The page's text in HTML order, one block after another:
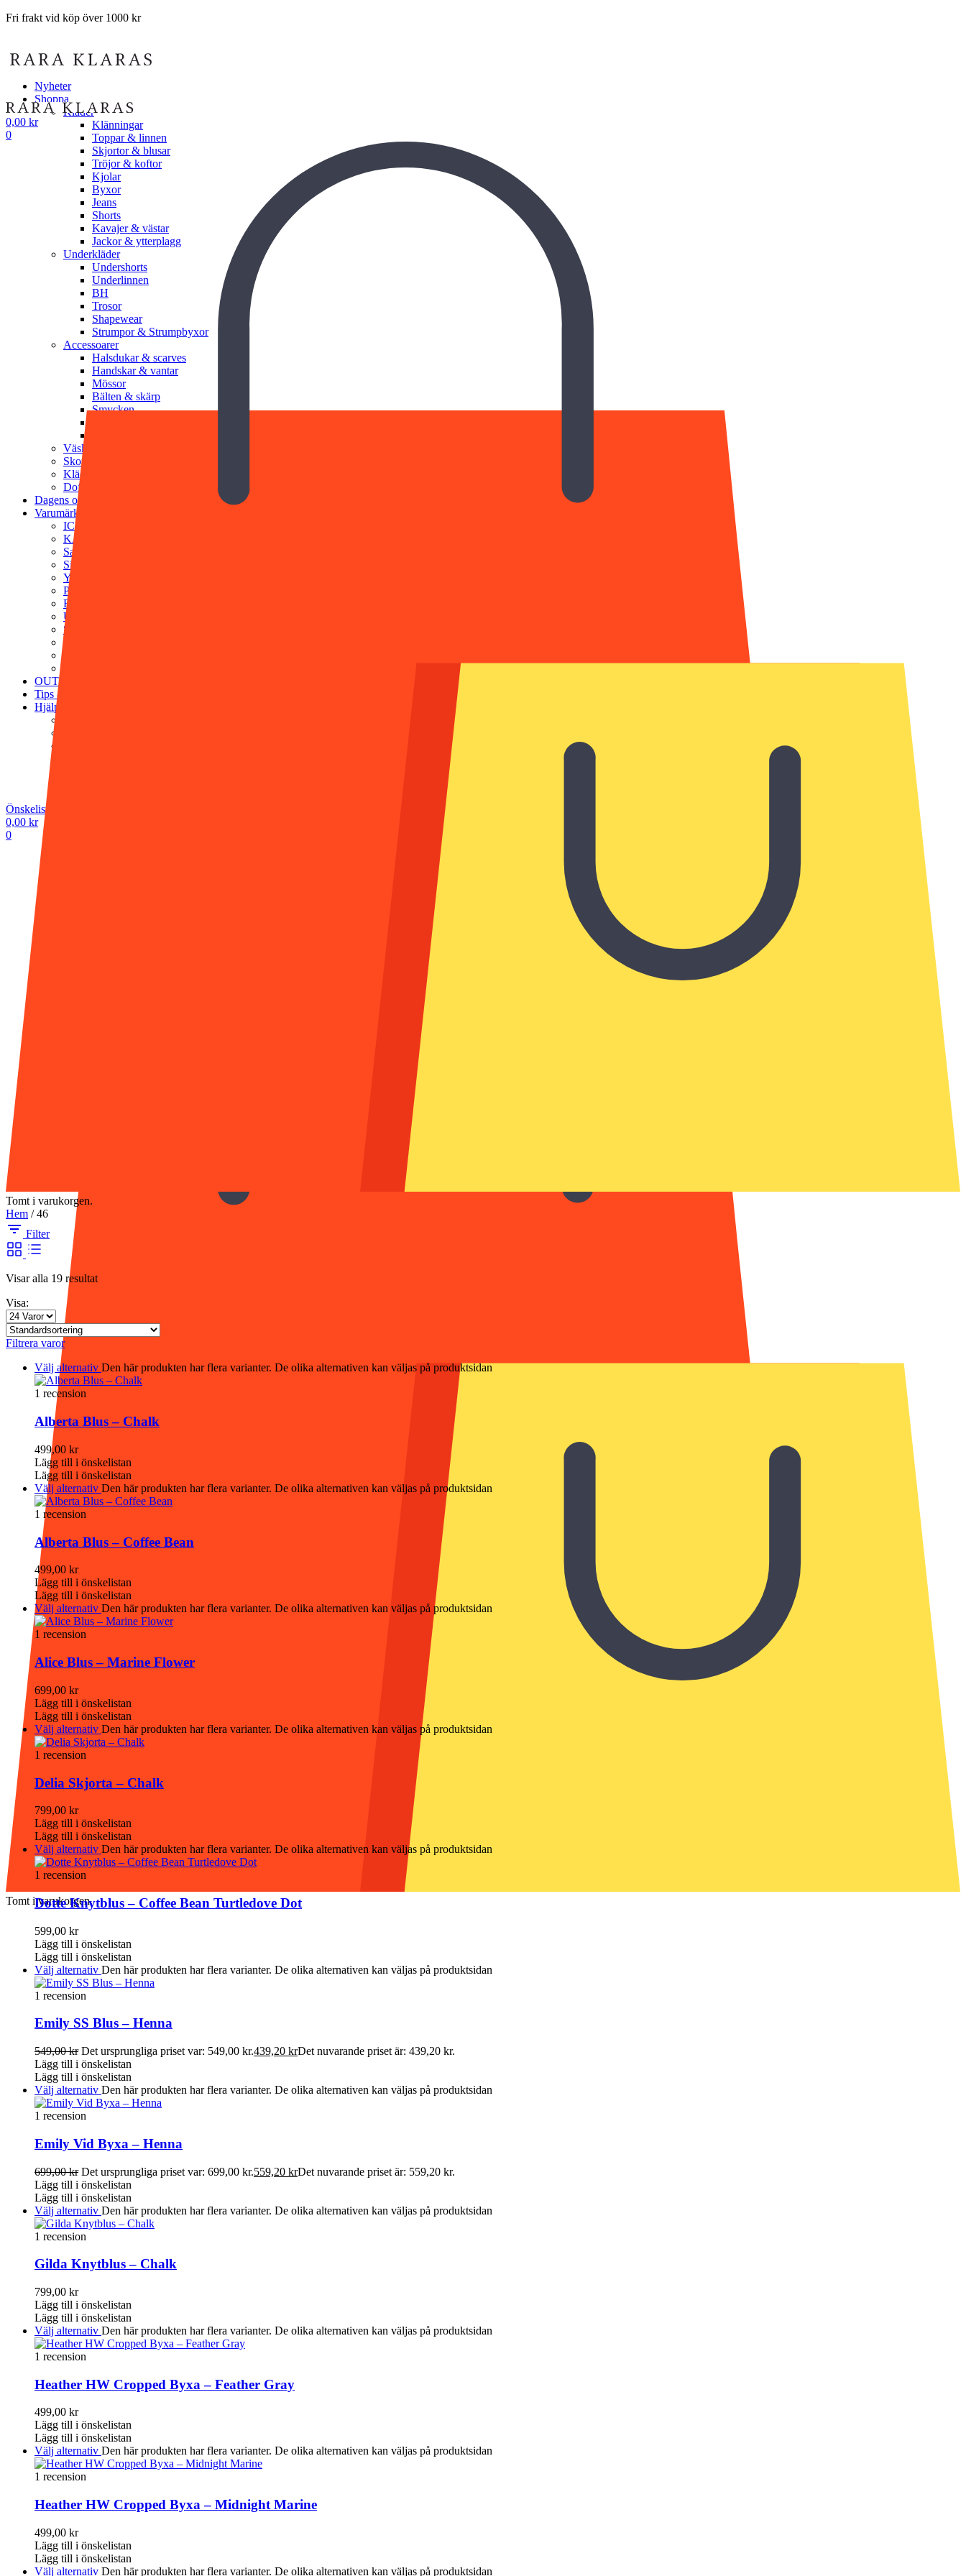
Fri frakt vid köp över 1000 kr
Nyheter
Shoppa
Kläder
Klänningar
Toppar & linnen
Skjortor & blusar
Tröjor & koftor
Kjolar
Byxor
Jeans
Shorts
Kavajer & västar
Jackor & ytterplagg
Underkläder
Undershorts
Underlinnen
BH
Trosor
Shapewear
Strumpor & Strumpbyxor
Accessoarer
Halsdukar & scarves
Handskar & vantar
Mössor
Bälten & skärp
Smycken
Väskor
Skor
Klädvård
Doft & Kroppsvård
Dagens outfit
Varumärken
ICHI
KAFFE
Saint Tropez
Sisters Point
YAS
PFG Stockholm
Rosenvinge
Ulrika Design
SWEEKS
OUTLET
Tips & råd
Hjälp
Önskelista -
0,00 kr
0
Tomt i varukorgen.
0,00 kr
0
Tomt i varukorgen.
Hem /46
Filter
Visar alla 19 resultat
Visa:
Filtrera varor
Välj alternativ Den här produkten har flera varianter. De olika alternativen kan väljas på produktsidan
1 recension
Alberta Blus – Chalk
499,00 kr
Lägg till i önskelistan
Lägg till i önskelistan
Välj alternativ Den här produkten har flera varianter. De olika alternativen kan väljas på produktsidan
1 recension
Alberta Blus – Coffee Bean
499,00 kr
Lägg till i önskelistan
Lägg till i önskelistan
Välj alternativ Den här produkten har flera varianter. De olika alternativen kan väljas på produktsidan
1 recension
Alice Blus – Marine Flower
699,00 kr
Lägg till i önskelistan
Lägg till i önskelistan
Välj alternativ Den här produkten har flera varianter. De olika alternativen kan väljas på produktsidan
1 recension
Delia Skjorta – Chalk
799,00 kr
Lägg till i önskelistan
Lägg till i önskelistan
Välj alternativ Den här produkten har flera varianter. De olika alternativen kan väljas på produktsidan
1 recension
Dotte Knytblus – Coffee Bean Turtledove Dot
599,00 kr
Lägg till i önskelistan
Lägg till i önskelistan
Välj alternativ Den här produkten har flera varianter. De olika alternativen kan väljas på produktsidan
1 recension
Emily SS Blus – Henna
549,00kr Det ursprungliga priset var: 549,00 kr.439,20 krDet nuvarande priset är: 439,20 kr.
Lägg till i önskelistan
Lägg till i önskelistan
Välj alternativ Den här produkten har flera varianter. De olika alternativen kan väljas på produktsidan
1 recension
Emily Vid Byxa – Henna
699,00kr Det ursprungliga priset var: 699,00 kr.559,20 krDet nuvarande priset är: 559,20 kr.
Lägg till i önskelistan
Lägg till i önskelistan
Välj alternativ Den här produkten har flera varianter. De olika alternativen kan väljas på produktsidan
1 recension
Gilda Knytblus – Chalk
799,00 kr
Lägg till i önskelistan
Lägg till i önskelistan
Välj alternativ Den här produkten har flera varianter. De olika alternativen kan väljas på produktsidan
1 recension
Heather HW Cropped Byxa – Feather Gray
499,00 kr
Lägg till i önskelistan
Lägg till i önskelistan
Välj alternativ Den här produkten har flera varianter. De olika alternativen kan väljas på produktsidan
1 recension
Heather HW Cropped Byxa – Midnight Marine
499,00 kr
Lägg till i önskelistan
Lägg till i önskelistan
Välj alternativ Den här produkten har flera varianter. De olika alternativen kan väljas på produktsidan